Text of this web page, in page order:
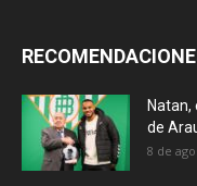
Natan,
de
8 de